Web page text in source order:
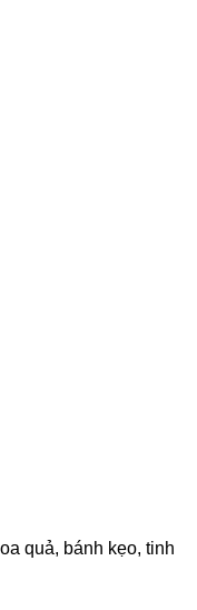
quả, bánh kẹo, tinh